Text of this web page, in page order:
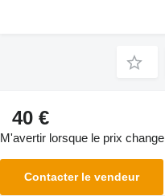
40 €
M'avertir lorsque le prix change
Contacter le vendeur